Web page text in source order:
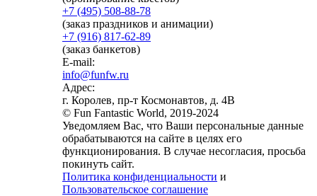
+7 (495) 508-88-78
(заказ праздников и анимации)
+7 (916) 817-62-89
(заказ банкетов)
E-mail:
info@funfw.ru
Адрес:
г. Королев, пр-т Космонавтов, д. 4В
© Fun Fantastic World, 2019-2024
Уведомляем Вас, что Ваши персональные данные
обрабатываются на сайте в целях его
функционирования. В случае несогласия, просьба
покинуть сайт.
Политика конфиденциальности и
Пользовательское соглашение